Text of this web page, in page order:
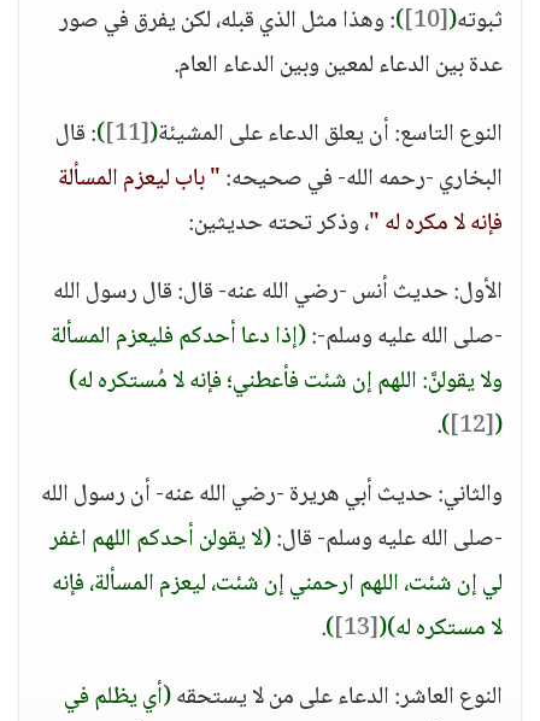
ثبوته(
[10]
): وهذا مثل الذي قبله، لكن يفرق في صور
عدة بين الدعاء لمعين وبين الدعاء العام.
النوع التاسع: أن يعلق الدعاء على المشيئة(
[11]
): قال
البخاري -رحمه الله- في صحيحه:" باب ليعزم المسألة
فإنه لا مكره له "، وذكر تحته حديثين:
الأول: حديث أنس -رضي الله عنه- قال: قال رسول الله
-صلى الله عليه وسلم-:(إذا دعا أحدكم فليعزم المسألة
ولا يقولنَّ: اللهم إن شئت فأعطني؛ فإنه لا مُستكره له)
(
[12]
)
.
والثاني: حديث أبي هريرة -رضي الله عنه- أن رسول الله
-صلى الله عليه وسلم- قال:(لا يقولن أحدكم اللهم اغفر
لي إن شئت، اللهم ارحمني إن شئت، ليعزم المسألة، فإنه
لا مستكره له)(
[13]
)
.
النوع العاشر: الدعاء على من لا يستحقه(أي يظلم في